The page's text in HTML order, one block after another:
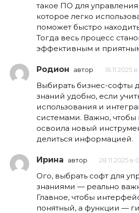
такое ПО для
которое легко
поможет быстро
Тогда весь процесс
эффективным и
Родион автор 16.11.2025 в
Выбирать бизнес-софты
знаний удобно, если
использования и
системами. Важно,
освоила новый
делиться информацией.
Ирина автор 28.11.2025 в
Ого, выбрать софт для
знаниями — реально
Главное, чтобы
понятный, а функции —